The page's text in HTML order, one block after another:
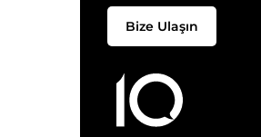
Hakkımızda
Bize Ulaşın